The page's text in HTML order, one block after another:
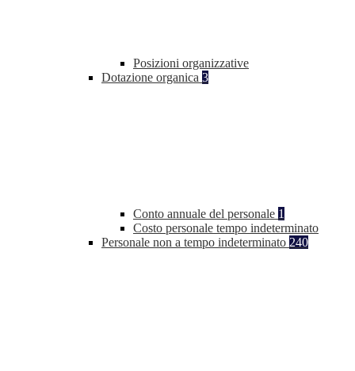
Posizioni organizzative
Dotazione organica 3
Conto annuale del personale 1
Costo personale tempo indeterminato
Personale non a tempo indeterminato 240